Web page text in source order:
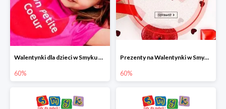
Walentynki dla dzieci w Smyku do -60%
60%
Prezenty na Walentynki w Smyku do -60%
60%